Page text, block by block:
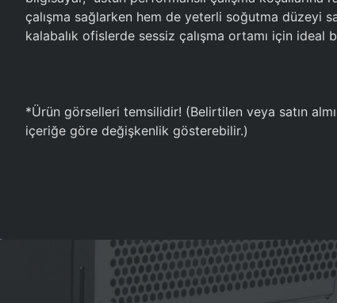
çalışma sağlarken hem de yeterli soğutma düzeyi
kalabalık ofislerde sessiz çalışma ortamı için ideal
*Ürün görselleri temsilidir! (Belirtilen veya satın
içeriğe göre değişkenlik gösterebilir.)